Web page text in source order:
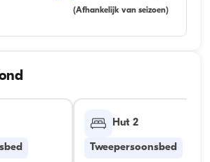
(Afhankelijk van seizoen)
Hut 2
Tweepersoonsbed